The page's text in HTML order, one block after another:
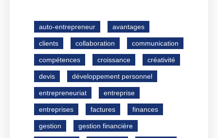
auto-entrepreneur avantages
clients collaboration communication
compétences croissance créativité
devis développement personnel
entrepreneuriat entreprise
entreprises factures finances
gestion gestion financière